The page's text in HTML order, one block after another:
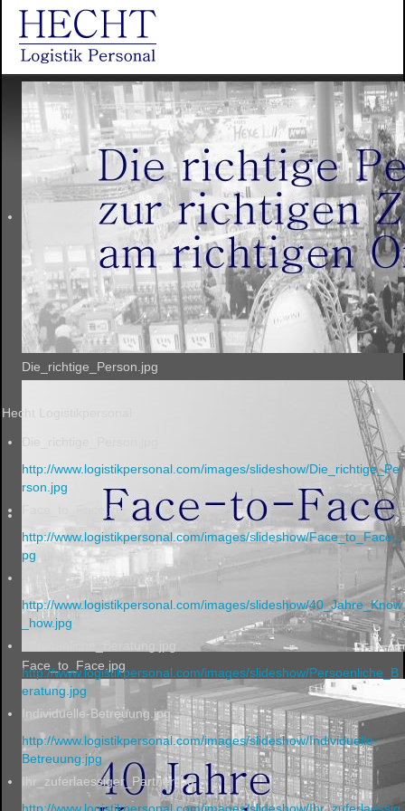
Die_richtige_Person.jpg
Face_to_Face.jpg
Hecht Logistikpersonal
http://www.logistikpersonal.com/images/slideshow/Die_richtige_Pe
rson.jpg
Face_to_Face.jpg
http://www.logistikpersonal.com/images/slideshow/Face_to_Face.j
pg
40_Jahre_Know_how.jpg
http://www.logistikpersonal.com/images/slideshow/40_Jahre_Know
_how.jpg
http://www.logistikpersonal.com/images/slideshow/Persoenliche_B
eratung.jpg
Individuelle-Betreuung.jpg
http://www.logistikpersonal.com/images/slideshow/Individuelle-
Betreuung.jpg
Ihr_zuferlaessiger_Partner.jpg